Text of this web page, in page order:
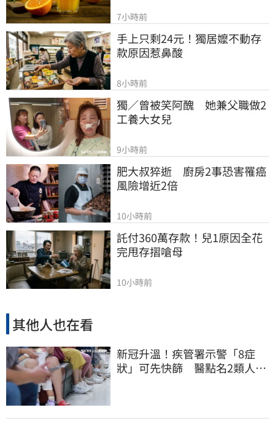
7小時前
手上只剩24元！獨居嬤不動存
款原因惹鼻酸
8小時前
獨／曾被笑阿醜　她兼父職做2
工養大女兒
9小時前
肥大叔猝逝　廚房2事恐害罹癌
風險增近2倍
10小時前
託付360萬存款！兒1原因全花
完甩存摺嗆母
10小時前
其他人也在看
新冠升溫！疾管署示警「8症
狀」可先快篩 醫點名2類人重